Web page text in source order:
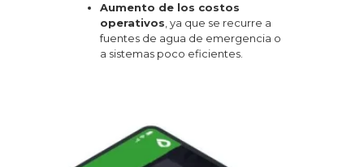
Aumento de los costos
operativos , ya que se recurre a
fuentes de agua de emergencia o
a sistemas poco eficientes.